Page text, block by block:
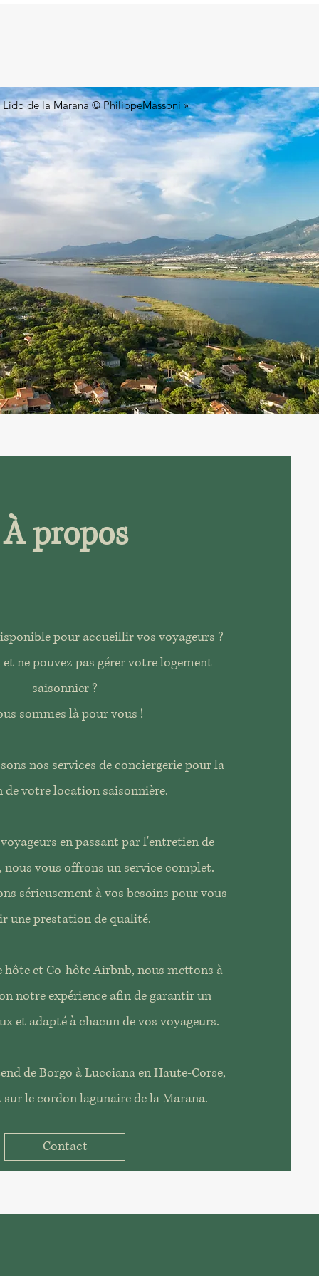
Lido de la Marana © PhilippeMassoni »
À propos
pour accueillir vos voyageurs ?
ne pouvez pas gérer votre logement
saisonnier ?
sommes là pour vous !
nos services de conciergerie pour la
de votre location saisonnière.
en passant par l'entretien de
vous offrons un service complet.
sérieusement à vos besoins pour vous
une prestation de qualité.
et Co-hôte Airbnb, nous mettons à
notre expérience afin de garantir un
et adapté à chacun de vos voyageurs.
de Borgo à Lucciana en Haute-Corse,
le cordon lagunaire de la Marana.
Contact